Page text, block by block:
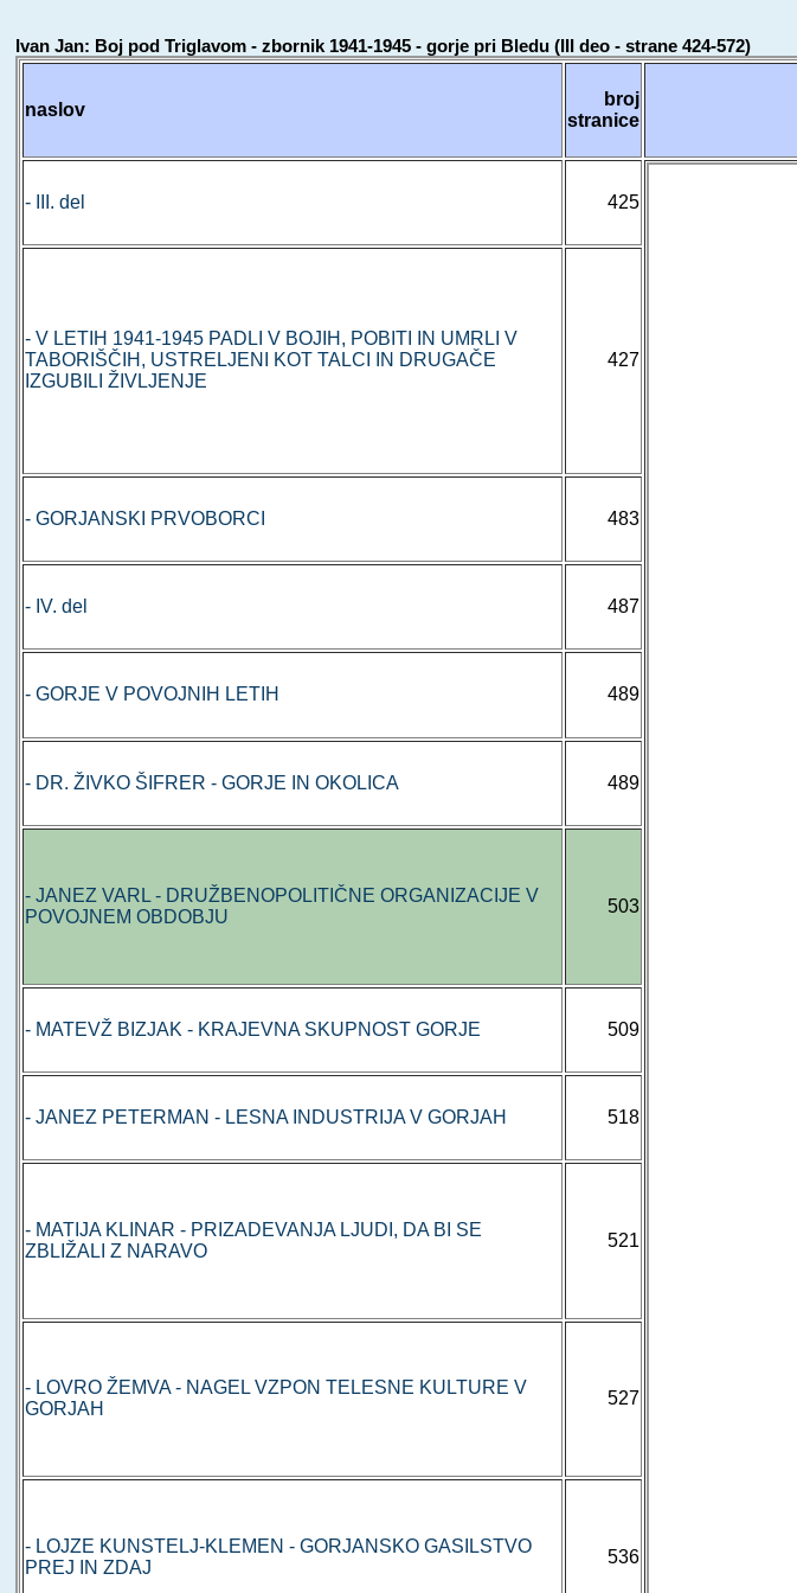
Ivan Jan: Boj pod Triglavom - zbornik 1941-1945 - gorje pri Bledu (III deo - strane 424-572)
naslov
broj
stranice
- III. del 425
- V LETIH 1941-1945 PADLI V BOJIH, POBITI IN UMRLI V
TABORIŠČIH, USTRELJENI KOT TALCI IN DRUGAČE
IZGUBILI ŽIVLJENJE
427
- GORJANSKI PRVOBORCI 483
- IV. del 487
- GORJE V POVOJNIH LETIH 489
- DR. ŽIVKO ŠIFRER - GORJE IN OKOLICA 489
- JANEZ VARL - DRUŽBENOPOLITIČNE ORGANIZACIJE V
POVOJNEM OBDOBJU
503
- MATEVŽ BIZJAK - KRAJEVNA SKUPNOST GORJE 509
- JANEZ PETERMAN - LESNA INDUSTRIJA V GORJAH 518
- MATIJA KLINAR - PRIZADEVANJA LJUDI, DA BI SE
ZBLIŽALI Z NARAVO
521
- LOVRO ŽEMVA - NAGEL VZPON TELESNE KULTURE V
GORJAH
527
- LOJZE KUNSTELJ-KLEMEN - GORJANSKO GASILSTVO
PREJ IN ZDAJ
536